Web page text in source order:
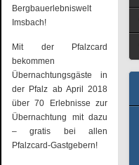
Bergbauerlebniswelt
Imsbach!
Mit der Pfalzcard
bekommen
Übernachtungsgäste in
der Pfalz ab April 2018
über 70 Erlebnisse zur
Übernachtung mit dazu
– gratis bei allen
Pfalzcard-Gastgebern!